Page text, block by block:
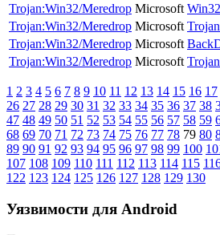
Trojan:Win32/Meredrop Microsoft
Trojan:Win32/Meredrop Microsoft
Trojan:Win32/Meredrop Microsoft
Trojan:Win32/Meredrop Microsoft
1 2 3 4 5 6 7 8 9 10 11 12 13 14 15 16 17
26 27 28 29 30 31 32 33 34 35 36 37 38
47 48 49 50 51 52 53 54 55 56 57 58 59
68 69 70 71 72 73 74 75 76 77 78 79 80
89 90 91 92 93 94 95 96 97 98 99 100
107 108 109 110 111 112 113 114 115
122 123 124 125 126 127 128 129 130
Уязвимости для Android